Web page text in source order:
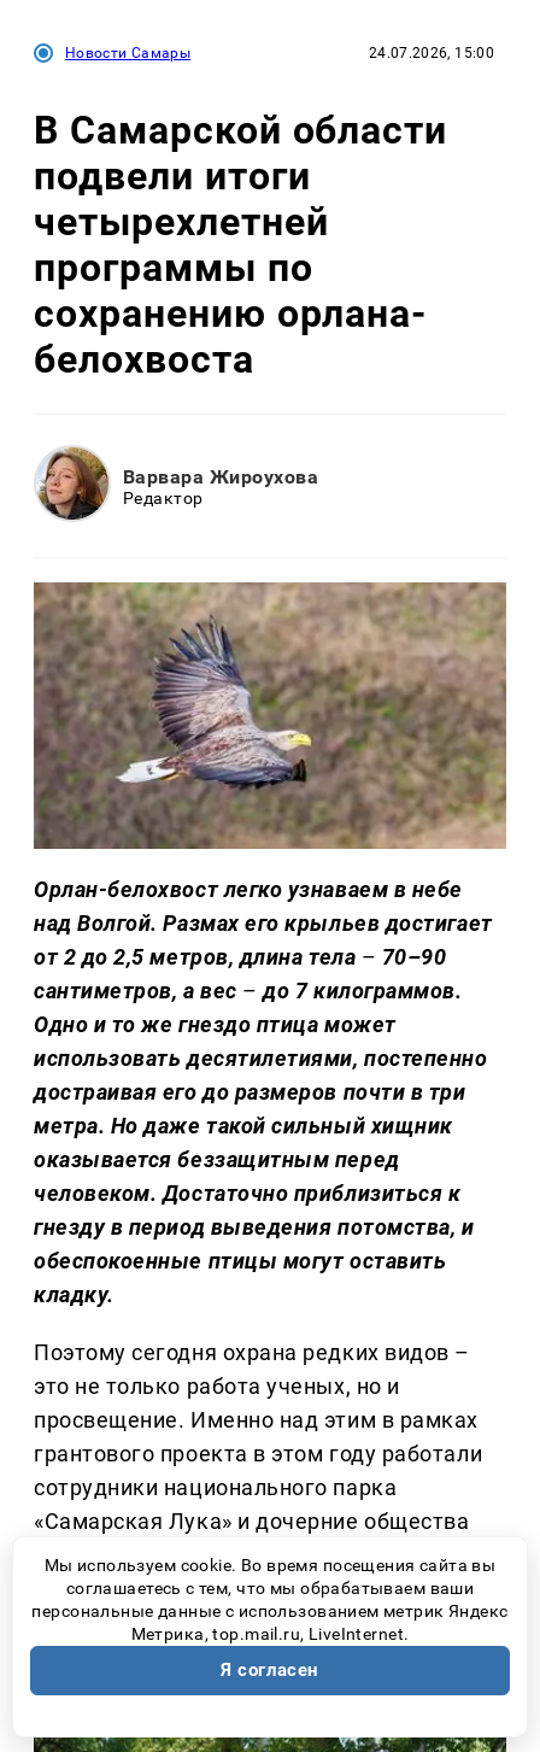
Новости Самары 24.07.2026, 15:00
В Самарской области
подвели итоги
четырехлетней
программы по
сохранению орлана-
белохвоста
Варвара Жироухова
Редактор
Орлан-белохвост легко узнаваем в небе
над Волгой. Размах его крыльев достигает
от 2 до 2,5 метров, длина тела – 70–90
сантиметров, а вес – до 7 килограммов.
Одно и то же гнездо птица может
использовать десятилетиями, постепенно
достраивая его до размеров почти в три
метра. Но даже такой сильный хищник
оказывается беззащитным перед
человеком. Достаточно приблизиться к
гнезду в период выведения потомства, и
обеспокоенные птицы могут оставить
кладку.
Поэтому сегодня охрана редких видов –
это не только работа ученых, но и
просвещение. Именно над этим в рамках
грантового проекта в этом году работали
сотрудники национального парка
«Самарская Лука» и дочерние общества
ПАО «НК «Роснефть»: Сызранский
нефтеперерабатывающий завод,
Новокуйбышевская нефтехимическая
компания и Новокуйбышевский
нефтеперерабатывающий завод.
Мы используем cookie. Во время посещения сайта вы
соглашаетесь с тем, что мы обрабатываем ваши
персональные данные с использованием метрик Яндекс
Метрика, top.mail.ru, LiveInternet.
Я согласен